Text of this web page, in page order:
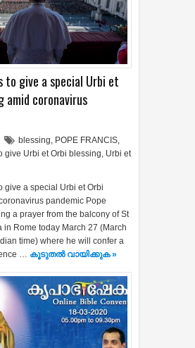
to give a special Urbi et
amid coronavirus
blessing, POPE FRANCIS,
give Urbi et Orbi blessing, Urbi et
give a special Urbi et Orbi
pandemic Pope
a prayer from the balcony of St
in Rome today March 27 (March
time) where he will confer a
… കൂടുതൽ‍ വായിക്കുക »